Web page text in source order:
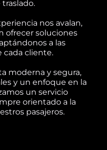
nos avalan,
ofrecer soluciones
a las
cada cliente.
moderna y segura,
y un enfoque en la
un servicio
orientado a la
pasajeros.